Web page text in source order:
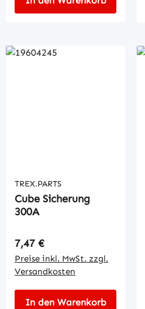
TREX.PARTS
Cube Sicherung
300A
Regulärer Preis:
7,47 €
Preise inkl. MwSt. zzgl.
Versandkosten
In den Warenkorb